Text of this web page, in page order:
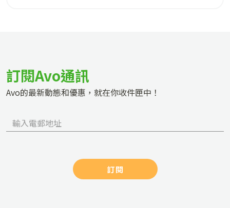
訂閱Avo通訊
Avo的最新動態和優惠，就在你收件匣中！
訂閱